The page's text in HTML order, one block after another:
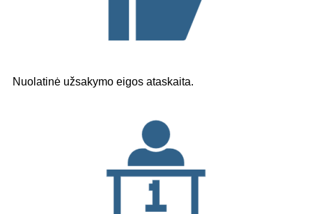
Nuolatinė užsakymo eigos ataskaita.